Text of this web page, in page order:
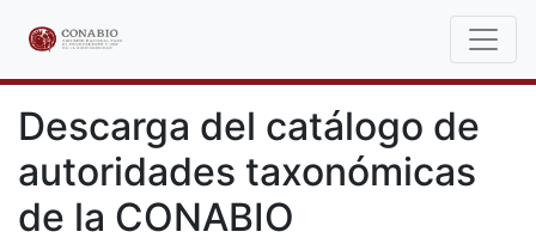
Descarga del catálogo de
autoridades taxonómicas
de la CONABIO